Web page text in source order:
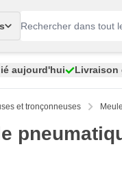
aujourd'hui Livraison
et tronçonneuses